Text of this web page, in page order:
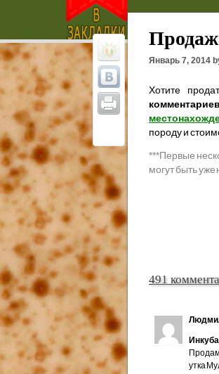
Добавить текущую страницу в Избранное
Январь 7, 2014
Хотите
породу и
***Первые
могут быть уже
491
утка